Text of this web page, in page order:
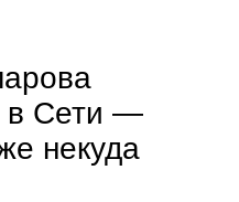
в Сети —
некуда